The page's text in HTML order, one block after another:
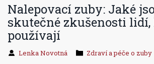
Nalepovací zuby: Jaké
skutečné zkušenosti
používají
Lenka Novotná Zdraví a péče o zuby